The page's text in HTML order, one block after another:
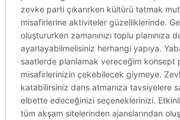
zevke parti çıkarırken kültürü tatmak
misafirlerine aktiviteler güzelliklerinde.
oluştururken zamanınızı toplu planınıza
ayarlayabilmelisiniz herhangi yapıya.
saatlerde planlamak vereceğim konsept
misafirlerinizin çekebilecek giymeye.
katabilirsiniz dans atmanıza tavsiyelere
elbette edeceğinizi seçeneklerinizi.
tüm akşam sitelerinden ajanslarından